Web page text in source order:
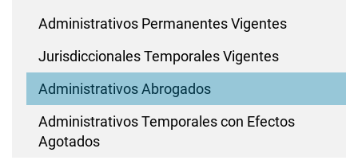
Administrativos Permanentes Vigentes
Jurisdiccionales Temporales Vigentes
Administrativos Abrogados
Administrativos Temporales con Efectos
Agotados